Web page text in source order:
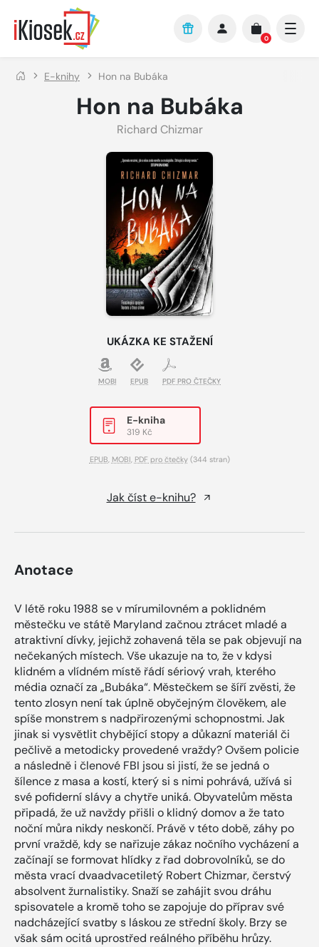
Přejít na hlavní obsah
0
E-knihy Hon na Bubáka
Hon na Bubáka
Richard Chizmar
UKÁZKA KE STAŽENÍ
MOBI EPUB PDF PRO ČTEČKY
E-kniha
319 Kč
EPUB, MOBI, PDF pro čtečky(344 stran)
Jak číst e-knihu?
Anotace
V létě roku 1988 se v mírumilovném a poklidném
městečku ve státě Maryland začnou ztrácet mladé a
atraktivní dívky, jejichž zohavená těla se pak objevují na
nečekaných místech. Vše ukazuje na to, že v kdysi
klidném a vlídném místě řádí sériový vrah, kterého
média označí za „Bubáka“. Městečkem se šíří zvěsti, že
tento zlosyn není tak úplně obyčejným člověkem, ale
spíše monstrem s nadpřirozenými schopnostmi. Jak
jinak si vysvětlit chybějící stopy a důkazní materiál či
pečlivě a metodicky provedené vraždy? Ovšem policie
a následně i členové FBI jsou si jistí, že se jedná o
šílence z masa a kostí, který si s nimi pohrává, užívá si
své pofiderní slávy a chytře uniká. Obyvatelům města
připadá, že už navždy přišli o klidný domov a že tato
noční můra nikdy neskončí. Právě v této době, záhy po
první vraždě, kdy se nařizuje zákaz nočního vycházení a
začínají se formovat hlídky z řad dobrovolníků, se do
města vrací dvaadvacetiletý Robert Chizmar, čerstvý
absolvent žurnalistiky. Snaží se zahájit svou dráhu
spisovatele a kromě toho se zapojuje do příprav své
nadcházející svatby s láskou ze střední školy. Brzy se
však sám ocitá uprostřed reálného příběhu hrůzy.